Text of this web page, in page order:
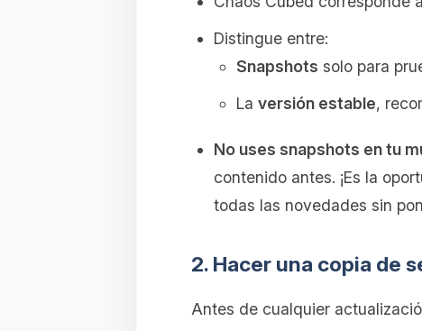
Distingue entre:
Snapshots solo para
La versión estable,
No uses snapshots en tu
contenido antes. ¡Es la
todas las novedades sin
2. Hacer una copia de
Antes de cualquier